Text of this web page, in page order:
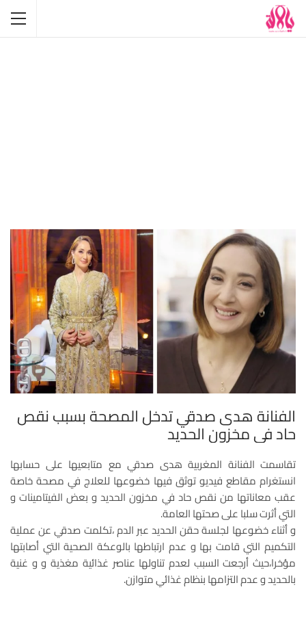
الفنانة هدى صدقي تدخل المصحة بسبب نقص
حاد في مخزون الحديد
تقاسمت الفنانة المغربية هدى صدقي مع متابعيها على حسابها
انستغرام مقاطع فيديو توثق فيها خضوعها للعلاج في مصحة خاصة
عقب معاناتها من نقص حاد في مخزون الحديد و بعض الفيتامينات و
التي أثرت سلبا على صحتها العامة.
و أثناء خضوعها لجلسة حقن الحديد عبر الدم ،تكلمت صدقي عن عملية
التكميم التي قامت بها و عدم ارتباطها بالوعكة الصحية التي أصابتها
مؤخرا،حيث أرجعت السبب لعدم تناولها عناصر غذائية مغذية و و غنية
بالحديد و عدم التزامها بنظام غذائي متوازن.